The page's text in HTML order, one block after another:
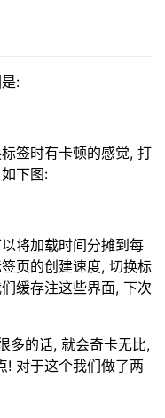
:
签时有卡顿的感觉, 打
下图:
将加载时间分摊到每
页的创建速度, 切换标
缓存注这些界面, 下次
多的话, 就会奇卡无比,
! 对于这个我们做了两